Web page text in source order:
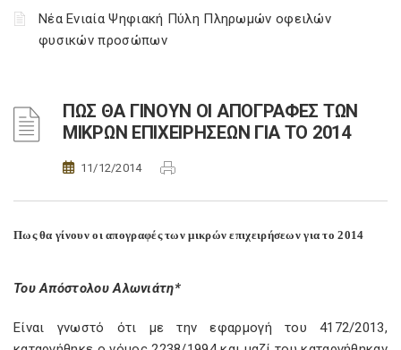
Νέα Ενιαία Ψηφιακή Πύλη Πληρωμών οφειλών
φυσικών προσώπων
ΠΩΣ ΘΑ ΓΙΝΟΥΝ ΟΙ ΑΠΟΓΡΑΦΕΣ ΤΩΝ
ΜΙΚΡΩΝ ΕΠΙΧΕΙΡΗΣΕΩΝ ΓΙΑ ΤΟ 2014
11/12/2014
Πως θα γίνουν οι απογραφές των μικρών επιχειρήσεων για το 2014
Του Απόστολου Αλωνιάτη*
Είναι γνωστό ότι με την εφαρμογή του 4172/2013,